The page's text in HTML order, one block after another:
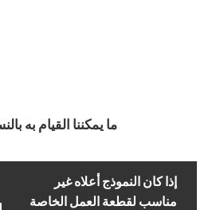
ما يمكننا القيام به
إذا كان النموذج أعلاه غير
مناسب لقطعة العمل الخاصة